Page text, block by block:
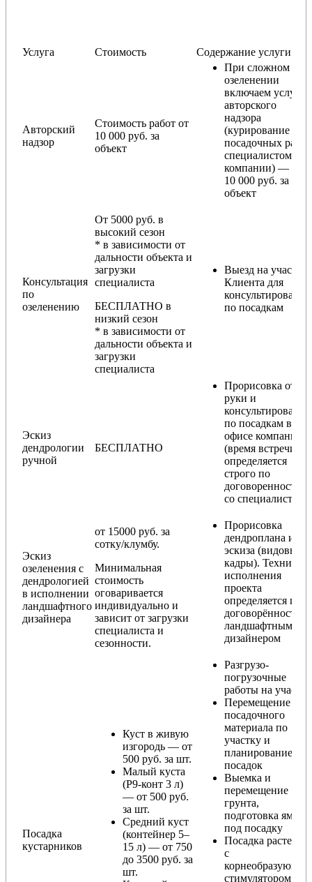
Услуга Стоимость Содержание услуги
Авторский
надзор
Стоимость работ от
10 000 руб. за
объект
При сложном
озеленении
включаем услугу
авторского
надзора
(курирование
посадочных работ
специалистом
компании) — от
10 000 руб. за
объект
Консультация
по
озеленению
От 5000 руб. в
высокий сезон
* в зависимости от
дальности объекта и
загрузки
специалиста
БЕСПЛАТНО в
низкий сезон
* в зависимости от
дальности объекта и
загрузки
специалиста
Выезд на участок
Клиента для
консультирования
по посадкам
Эскиз
дендрологии
ручной
БЕСПЛАТНО
Прорисовка от
руки и
консультирование
по посадкам в
офисе компании
(время встречи
определяется
строго по
договоренности
со специалистом)
Эскиз
озеленения с
дендрологией
в исполнении
ландшафтного
дизайнера
от 15000 руб. за
сотку/клумбу.
Минимальная
стоимость
оговаривается
индивидуально и
зависит от загрузки
специалиста и
сезонности.
Прорисовка
дендроплана и
эскиза (видовые
кадры). Техника
исполнения
проекта
определяется по
договорённости с
ландшафтным
дизайнером
Посадка
кустарников
Куст в живую
изгородь — от
500 руб. за шт.
Малый куста
(Р9-конт 3 л)
— от 500 руб.
за шт.
Средний куст
(контейнер 5–
15 л) — от 750
до 3500 руб. за
шт.
Разгрузо-
погрузочные
работы на участке
Перемещение
посадочного
материала по
участку и
планирование
посадок
Выемка и
перемещение
грунта,
подготовка ямы
под посадку
Посадка растения
с
корнеобразующим
стимулятором